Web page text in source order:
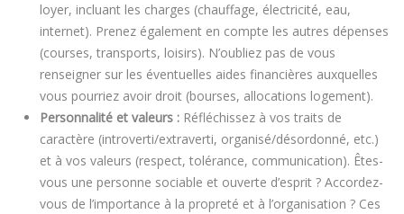
loyer, incluant les charges (chauffage, électricité, eau,
internet). Prenez également en compte les autres dépenses
(courses, transports, loisirs). N’oubliez pas de vous
renseigner sur les éventuelles aides financières auxquelles
vous pourriez avoir droit (bourses, allocations logement).
Personnalité et valeurs : Réfléchissez à vos traits de
caractère (introverti/extraverti, organisé/désordonné, etc.)
et à vos valeurs (respect, tolérance, communication). Êtes-
vous une personne sociable et ouverte d’esprit ? Accordez-
vous de l’importance à la propreté et à l’organisation ? Ces